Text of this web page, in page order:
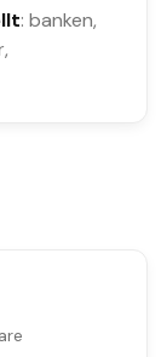
: banken,